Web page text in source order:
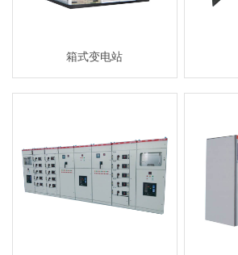
箱式变电站